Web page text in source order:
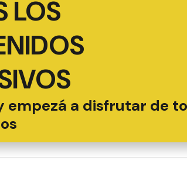
LOS
empezá a disfrutar de